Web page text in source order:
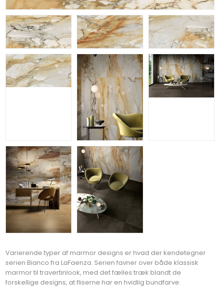
Varierende typer af marmor designs er hvad der kendetegner
serien Bianco fra LaFaenza. Serien favner over både klassisk
marmor til travertinlook, med det fælles træk blandt de
forskellige designs, at fliserne har en hvidlig bundfarve.